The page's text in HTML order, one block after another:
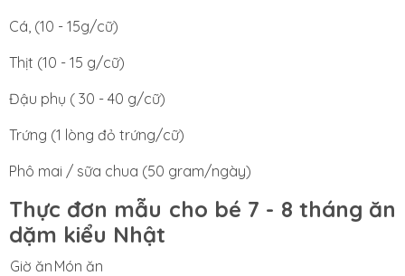
Cá, (10 - 15g/cữ)
Thịt (10 - 15 g/cữ)
Đậu phụ ( 30 - 40 g/cữ)
Trứng (1 lòng đỏ trứng/cữ)
Phô mai / sữa chua (50 gram/ngày)
Thực đơn mẫu cho bé 7 - 8 tháng ăn
dặm kiểu Nhật
Giờ ăn Món ăn